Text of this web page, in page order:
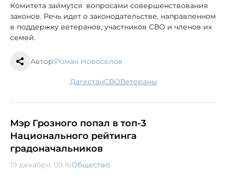
Комитета займутся вопросами совершенствования
законов. Речь идет о законодательстве, направленном
в поддержку ветеранов, участников СВО и членов их
семей.
Автор:Роман Новоселов
Дагестан СВО ветераны
Мэр Грозного попал в топ-3
Национального рейтинга
градоначальников
19 декабря, 09:16Общество